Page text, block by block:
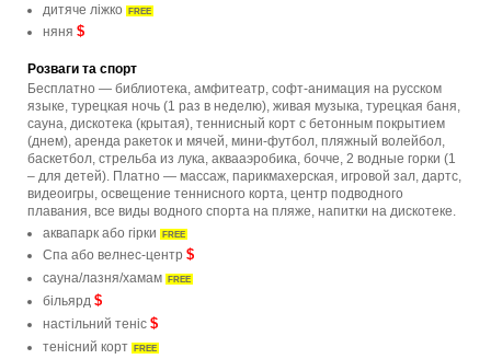
дитяче ліжко FREE
няня $
Розваги та спорт
Бесплатно — библиотека, амфитеатр, софт-анимация на русском
языке, турецкая ночь (1 раз в неделю), живая музыка, турецкая баня,
сауна, дискотека (крытая), теннисный корт с бетонным покрытием
(днем), аренда ракеток и мячей, мини-футбол, пляжный волейбол,
баскетбол, стрельба из лука, аквааэробика, бочче, 2 водные горки (1
– для детей). Платно — массаж, парикмахерская, игровой зал, дартс,
видеоигры, освещение теннисного корта, центр подводного
плавания, все виды водного спорта на пляже, напитки на дискотеке.
аквапарк або гірки FREE
Спа або велнес-центр $
сауна/лазня/хамам FREE
більярд $
настільний теніс $
тенісний корт FREE